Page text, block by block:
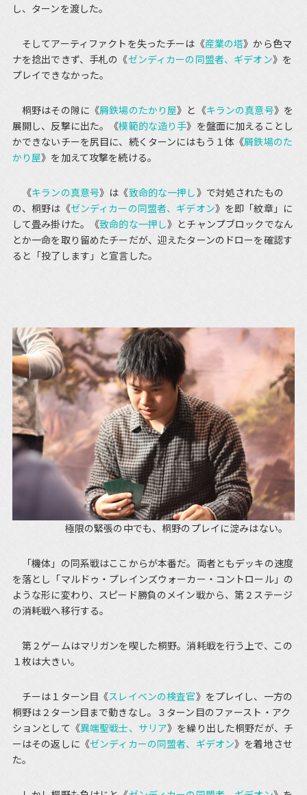
し、ターンを渡した。
そしてアーティファクトを失ったチーは《産業の塔》から色マ
ナを捻出できず、手札の《ゼンディカーの同盟者、ギデオン》を
プレイできなかった。
桐野はその隙に《屑鉄場のたかり屋》と《キランの真意号》を
展開し、反撃に出た。《模範的な造り手》を盤面に加えることし
かできないチーを尻目に、続くターンにはもう１体《屑鉄場のた
かり屋》を加えて攻撃を続ける。
《キランの真意号》は《致命的な一押し》で対処されたもの
の、桐野は《ゼンディカーの同盟者、ギデオン》を即「紋章」に
して畳み掛けた。《致命的な一押し》とチャンプブロックでなん
とか一命を取り留めたチーだが、迎えたターンのドローを確認す
ると「投了します」と宣言した。
極限の緊張の中でも、桐野のプレイに淀みはない。
「機体」の同系戦はここからが本番だ。両者ともデッキの速度
を落とし「マルドゥ・プレインズウォーカー・コントロール」の
ような形に変わり、スピード勝負のメイン戦から、第２ステージ
の消耗戦へ移行する。
第２ゲームはマリガンを喫した桐野。消耗戦を行う上で、この
１枚は大きい。
チーは１ターン目《スレイベンの検査官》をプレイし、一方の
桐野は２ターン目まで動きなし。３ターン目のファースト・アク
ションとして《異端聖戦士、サリア》を繰り出した桐野だが、チ
ーはその返しに《ゼンディカーの同盟者、ギデオン》を着地させ
た。